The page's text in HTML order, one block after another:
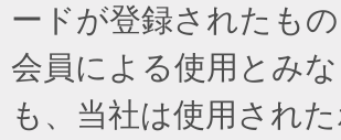
ードが登録されたも
会員による使用とみ
も、当社は使用され